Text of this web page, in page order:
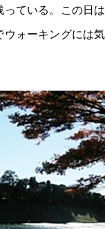
っている。この日
ォーキングには